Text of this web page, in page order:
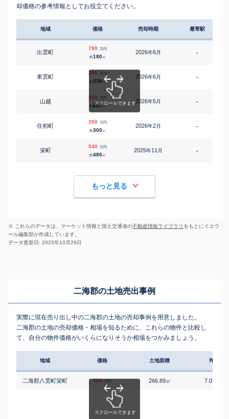
却価格の参考情報としてお役立てください。
地域 価格 売却時期 最寄駅
出雲町
780 万円
約180㎡
2026年6月 -
東雲町
280 万円
約230 ㎡
2026年6月 -
山越
350 万円
約880㎡
2026年5月 -
住初町
350 万円
約300㎡
2026年2月 -
栄町
540 万円
約480㎡
2025年11 月 -
もっと見る
※ これらのデータは、マーケット情報と国土交通省の不動産情報ライブラリ をもとにイエウ
ール編集部が作成しています。
データ更新日: 2025年10月29日
二海郡の土地売出事例
実際に現在売り出し中の二海郡の土地の売却事例を用意しました。
二海郡の土地の売却価格・相場を知るために、これらの物件と比較し
て、自分の物件価格がいくらになりそうか相場をつかみましょう。
地域 価格 土地面積 坪単価
二海郡八雲町栄町 565 万円 266.89㎡ 7.0万円/㎡